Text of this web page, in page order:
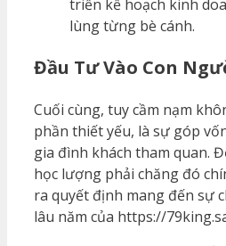
triển kế hoạch kinh
lùng từng bè cánh.
Đầu Tư Vào Con
Cuối cùng, tuy cầm nạm
phần thiết yếu, là sự góp
gia đình khách tham quan.
học lượng phải chăng đó
ra quyết định mang đến sự
lâu năm của https://